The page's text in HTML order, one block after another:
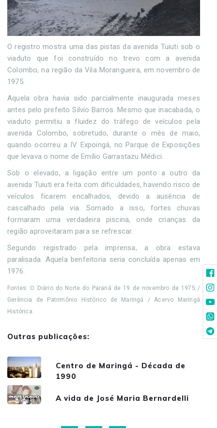
O registro mostra uma das pistas da avenida Tuiuti sob o
viaduto que foi construído no trevo com a avenida
Colombo, na região da Vila Morangueira, em novembro de
1975.
Aquela obra havia sido parcialmente inaugurada meses
antes pelo prefeito Silvio Barros. Mesmo que inacabada, o
viaduto permitiu a fluidez do tráfego de veículos pela
avenida Colombo, sobretudo, durante o mês de maio,
quando ocorreu a IV Expoingá, no Parque de Exposições
que levava o nome de Emílio Garrastazu Médici.
Sob o elevado, a ligação entre um ponto a outro da
avenida Tuiuti era feita com dificuldades, havendo risco de
veículos ficarem encalhados, devido a ausência de
cascalhado pela via. Somado a isso, fortes chuvas
formaram uma verdadeira piscina, onde crianças da
região aproveitaram para se refrescar.
Segundo registrado pela imprensa, a obra estava
paralisada. Aquela benfeitoria seria concluída apenas em
1976.
Fontes: O Diário do Norte do Paraná de 19 de novembro de 1975 /
Gerência de Patrimônio Histórico de Maringá / Acervo Maringá
Histórica.
Outras publicações:
Centro de Maringá - Década de
1990
A vida de José Maria Bernardelli